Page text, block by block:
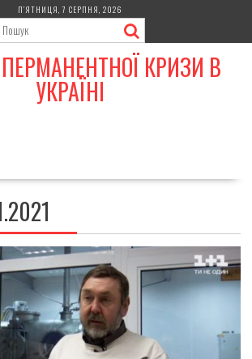
П’ЯТНИЦЯ, 7 СЕРПНЯ, 2026
КРИЗИ В
УКРАЇНІ